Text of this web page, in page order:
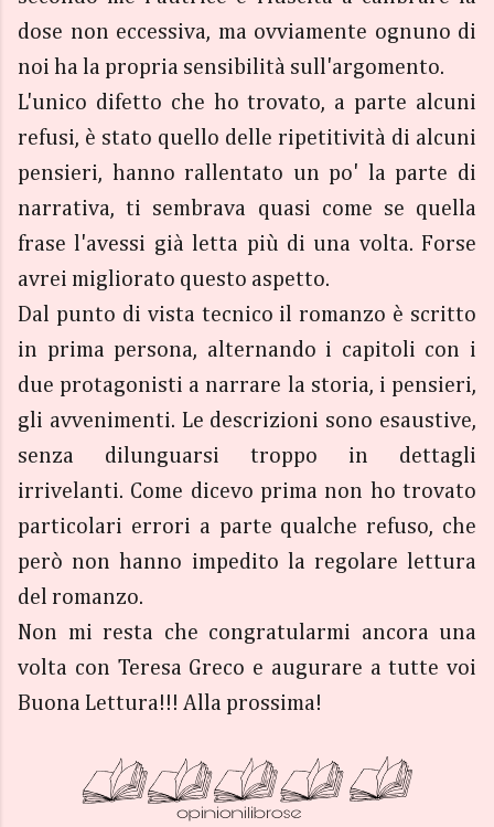
dose non eccessiva, ma ovviamente ognuno di
noi ha la propria sensibilità sull'argomento.
L'unico difetto che ho trovato, a parte alcuni
refusi, è stato quello delle ripetitività di alcuni
pensieri, hanno rallentato un po' la parte di
narrativa, ti sembrava quasi come se quella
frase l'avessi già letta più di una volta. Forse
avrei migliorato questo aspetto.
Dal punto di vista tecnico il romanzo è scritto
in prima persona, alternando i capitoli con i
due protagonisti a narrare la storia, i pensieri,
gli avvenimenti. Le descrizioni sono esaustive,
senza dilunguarsi troppo in dettagli
irrivelanti. Come dicevo prima non ho trovato
particolari errori a parte qualche refuso, che
però non hanno impedito la regolare lettura
del romanzo.
Non mi resta che congratularmi ancora una
volta con Teresa Greco e augurare a tutte voi
Buona Lettura!!! Alla prossima!